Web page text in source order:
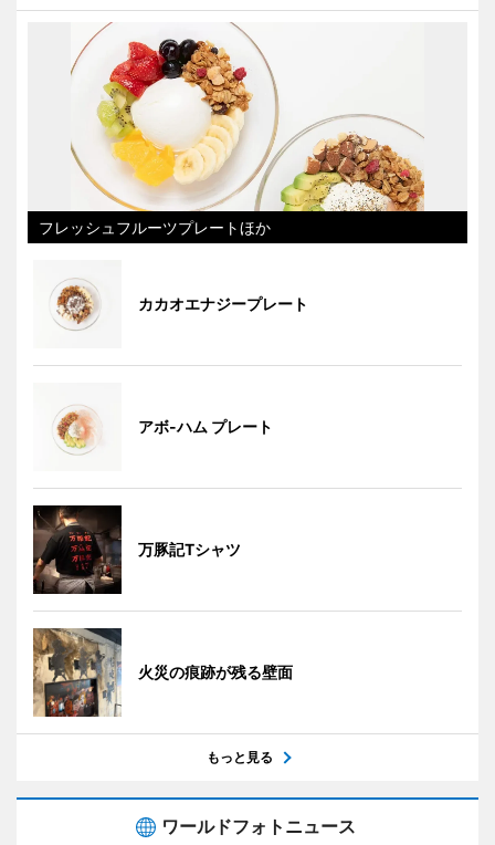
フレッシュフルーツプレートほか
カカオエナジープレート
アボ-ハム プレート
万豚記Tシャツ
火災の痕跡が残る壁面
もっと見る
ワールドフォトニュース